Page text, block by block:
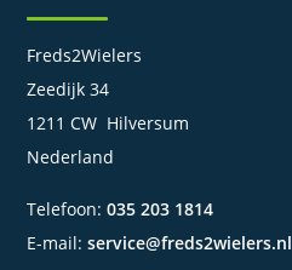
Freds2Wielers
Zeedijk 34
1211 CW Hilversum
Nederland
Telefoon:035 203 1814
E-mail:service@freds2wielers.nl